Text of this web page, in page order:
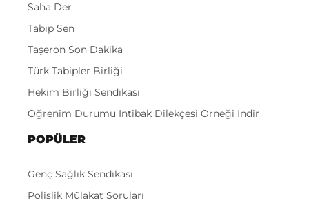
Saha Der
Tabip Sen
Taşeron Son Dakika
Türk Tabipler Birliği
Hekim Birliği Sendikası
Öğrenim Durumu İntibak Dilekçesi Örneği İndir
POPÜLER
Genç Sağlık Sendikası
Polislik Mülakat Soruları